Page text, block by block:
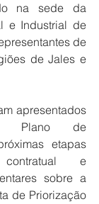
na sede da
e Industrial de
de
de Jales e
apresentados
Plano de
etapas
e
sobre a
de Priorização